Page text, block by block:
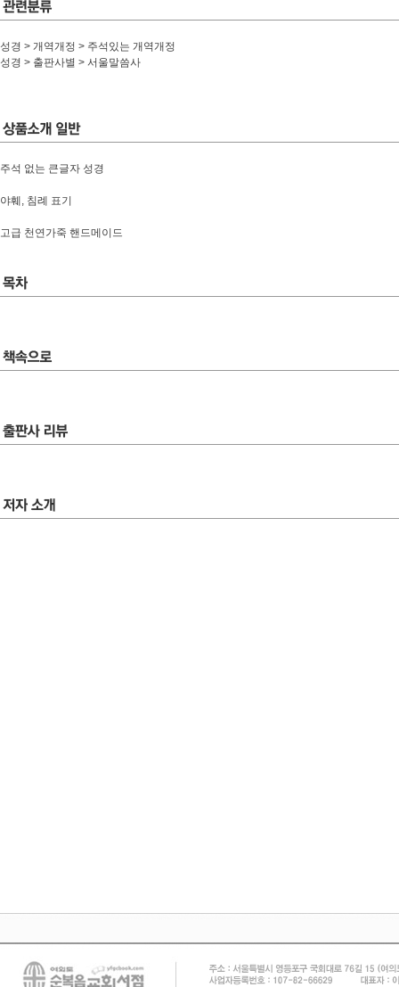
성경 > 개역개정 > 주석있는 개역개정
성경 > 출판사별 > 서울말씀사
주석 없는 큰글자 성경
야훼, 침례 표기
고급 천연가죽 핸드메이드